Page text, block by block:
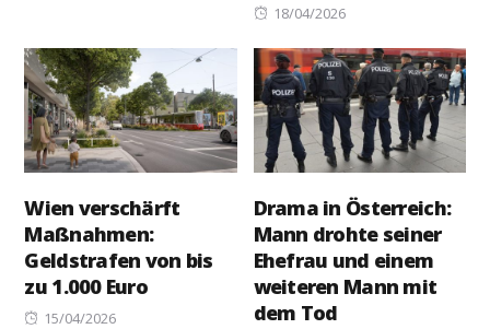
Posted
18/04/2026
Wien verschärft
Maßnahmen:
Geldstrafen von bis
zu 1.000 Euro
Posted
15/04/2026
Drama in Österreich:
Mann drohte seiner
Ehefrau und einem
weiteren Mann mit
dem Tod